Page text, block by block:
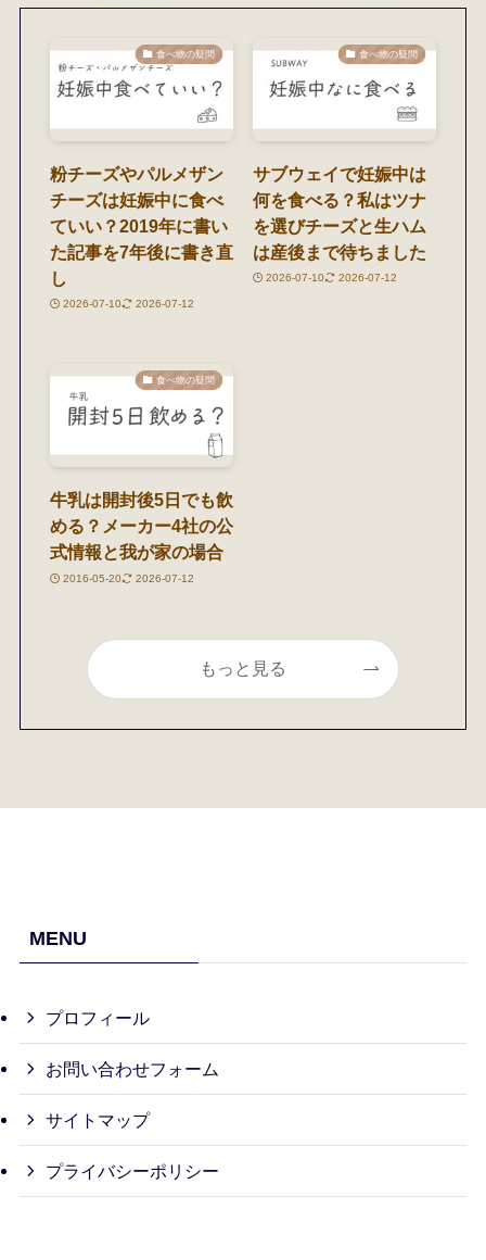
食べ物の疑問
粉チーズやパルメザン
チーズは妊娠中に食べ
ていい？2019年に書い
た記事を7年後に書き直
し
2026-07-10 2026-07-12
食べ物の疑問
サブウェイで妊娠中は
何を食べる？私はツナ
を選びチーズと生ハム
は産後まで待ちました
2026-07-10 2026-07-12
食べ物の疑問
牛乳は開封後5日でも飲
める？メーカー4社の公
式情報と我が家の場合
2016-05-20 2026-07-12
もっと見る
MENU
プロフィール
お問い合わせフォーム
サイトマップ
プライバシーポリシー